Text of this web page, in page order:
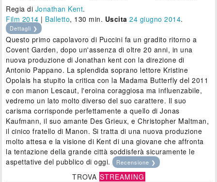
Regia di Jonathan Kent.
Film 2014 | Balletto, 130 min. Uscita 24 giugno 2014.
Dettagli ❯
Questo primo capolavoro di Puccini fa un gradito ritorno a
Covent Garden, dopo un'assenza di oltre 20 anni, in una
nuova produzione di Jonathan kent con la direzione di
Antonio Pappano. La splendida soprano lettore Kristine
Opolais ha stupito la critica con la Madama Butterfly del 2011
e con manon Lescaut, l'eroina coraggiosa ma influenzabile,
vedremo un lato molto diverso del suo carattere. Il suo
carisma corrisponde perfettamente a quello di Jonas
Kaufmann, il suo amante Des Grieux, e Christopher Maltman,
il cinico fratello di Manon. Si tratta di una nuova produzione
molto attesa e la visione di Kent di una giovane che affronta
la tentazione della grande città soddisferà sicuramente le
aspettative del pubblico di oggi. Recensione ❯
TROVA STREAMING